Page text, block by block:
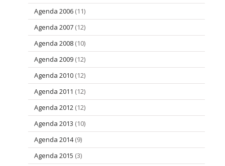
Agenda 2006 (11)
Agenda 2007 (12)
Agenda 2008 (10)
Agenda 2009 (12)
Agenda 2010 (12)
Agenda 2011 (12)
Agenda 2012 (12)
Agenda 2013 (10)
Agenda 2014(9)
Agenda 2015 (3)